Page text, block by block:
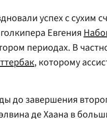
успех с сухим
Евгения
периодах. В
, которому
до завершения
де Хаана в